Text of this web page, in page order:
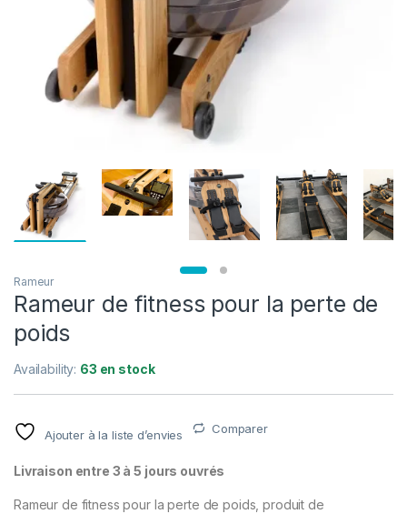
Rameur
Rameur de fitness pour la perte de
poids
Availability: 63 en stock
Ajouter à la liste d’envies Comparer
Livraison entre 3 à 5 jours ouvrés
Rameur de fitness pour la perte de poids, produit de